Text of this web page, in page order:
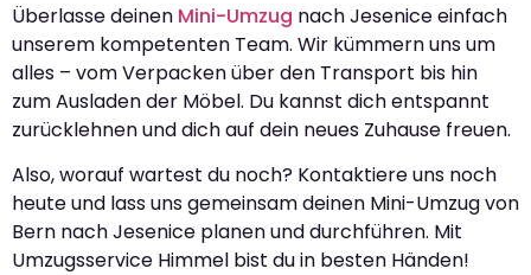
Überlasse deinen Mini-Umzug nach Jesenice einfach
unserem kompetenten Team. Wir kümmern uns um
alles – vom Verpacken über den Transport bis hin
zum Ausladen der Möbel. Du kannst dich entspannt
zurücklehnen und dich auf dein neues Zuhause freuen.
Also, worauf wartest du noch? Kontaktiere uns noch
heute und lass uns gemeinsam deinen Mini-Umzug von
Bern nach Jesenice planen und durchführen. Mit
Umzugsservice Himmel bist du in besten Händen!